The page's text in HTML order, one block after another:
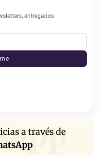
entregados
a través de